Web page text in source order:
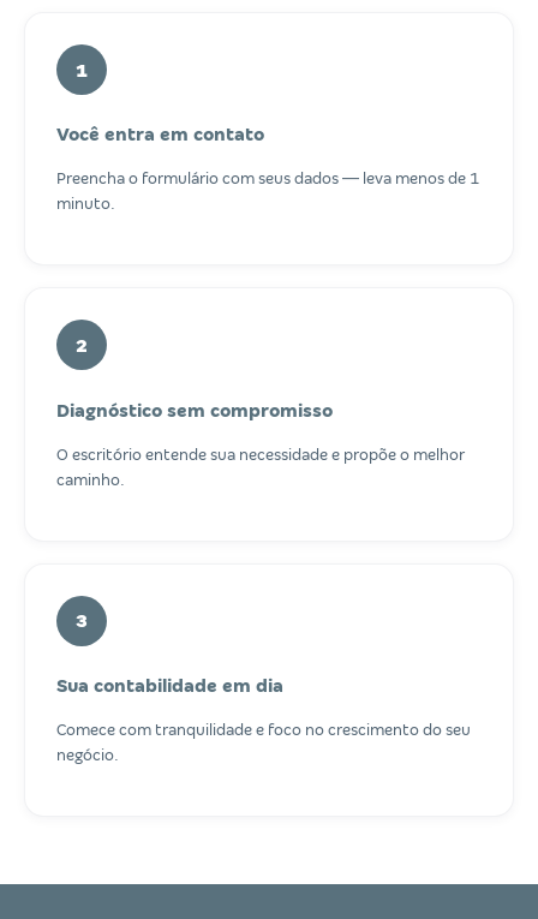
1
Você entra em contato
Preencha o formulário com seus dados — leva menos de 1
minuto.
2
Diagnóstico sem compromisso
O escritório entende sua necessidade e propõe o melhor
caminho.
3
Sua contabilidade em dia
Comece com tranquilidade e foco no crescimento do seu
negócio.